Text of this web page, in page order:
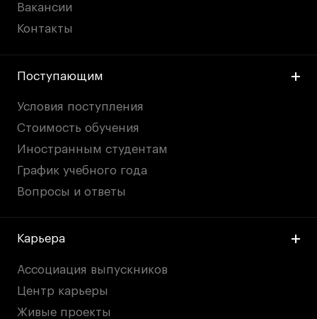
Вакансии
Контакты
Поступающим
Условия поступления
Стоимость обучения
Иностранным студентам
График учебного года
Вопросы и ответы
Карьера
Ассоциация выпускников
Центр карьеры
Живые проекты